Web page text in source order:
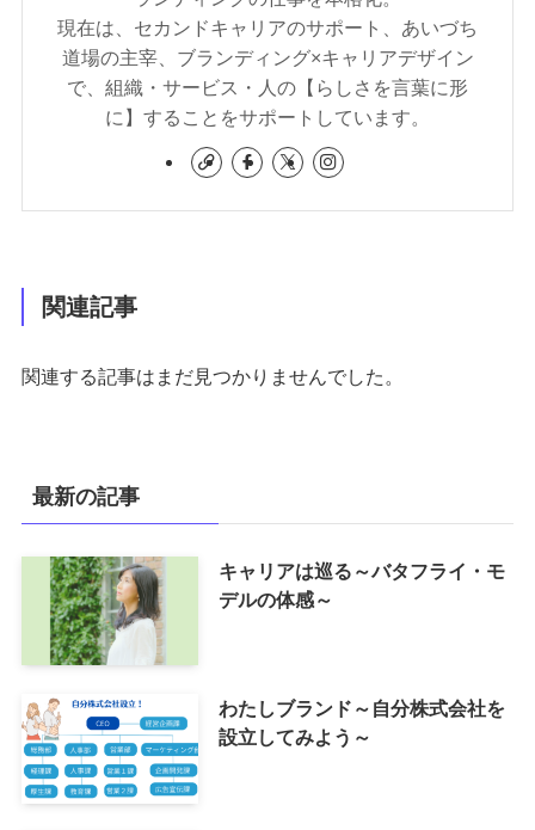
現在は、セカンドキャリアのサポート、あいづち
道場の主宰、ブランディング×キャリアデザイン
で、組織・サービス・人の【らしさを言葉に形
に】することをサポートしています。
関連記事
関連する記事はまだ見つかりませんでした。
最新の記事
キャリアは巡る～バタフライ・モ
デルの体感～
わたしブランド～自分株式会社を
設立してみよう～